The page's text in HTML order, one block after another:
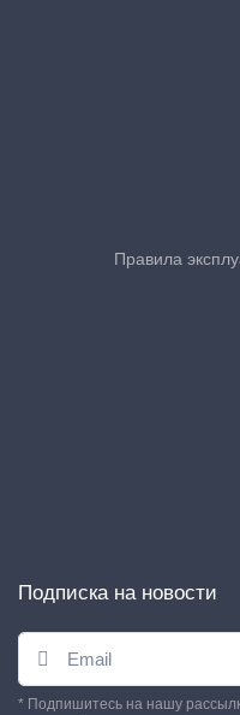
Правила
Подписка на новости
* Подпишитесь на нашу